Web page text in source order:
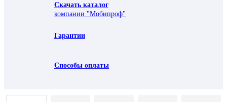
Скачать каталог
компании "Мобипроф"
Гарантии
Способы оплаты